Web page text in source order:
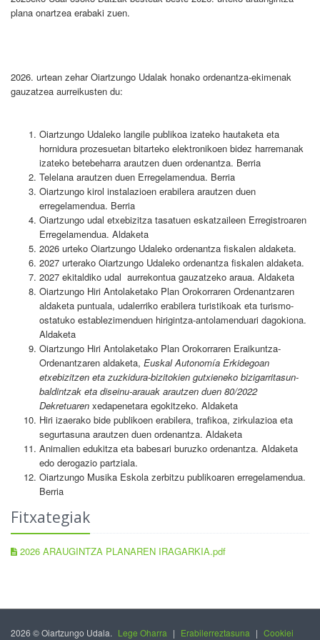
plana onartzea erabaki zuen.
2026. urtean zehar Oiartzungo Udalak honako ordenantza-ekimenak
gauzatzea aurreikusten du:
Oiartzungo Udaleko langile publikoa izateko hautaketa eta
hornidura prozesuetan bitarteko elektronikoen bidez harremanak
izateko betebeharra arautzen duen ordenantza. Berria
Telelana arautzen duen Erregelamendua. Berria
Oiartzungo kirol instalazioen erabilera arautzen duen
erregelamendua. Berria
Oiartzungo udal etxebizitza tasatuen eskatzaileen Erregistroaren
Erregelamendua. Aldaketa
2026 urteko Oiartzungo Udaleko ordenantza fiskalen aldaketa.
2027 urterako Oiartzungo Udaleko ordenantza fiskalen aldaketa.
2027 ekitaldiko udal aurrekontua gauzatzeko araua. Aldaketa
Oiartzungo Hiri Antolaketako Plan Orokorraren Ordenantzaren
aldaketa puntuala, udalerriko erabilera turistikoak eta turismo-
ostatuko establezimenduen hirigintza-antolamenduari dagokiona.
Aldaketa
Oiartzungo Hiri Antolaketako Plan Orokorraren Eraikuntza-
Ordenantzaren aldaketa, Euskal Autonomía Erkidegoan
etxebizitzen eta zuzkidura-bizitokien gutxieneko bizigarritasun-
baldintzak eta diseinu-arauak arautzen duen 80/2022
Dekretuaren xedapenetara egokitzeko. Aldaketa
Hiri izaerako bide publikoen erabilera, trafikoa, zirkulazioa eta
segurtasuna arautzen duen ordenantza. Aldaketa
Animalien edukitza eta babesari buruzko ordenantza. Aldaketa
edo derogazio partziala.
Oiartzungo Musika Eskola zerbitzu publikoaren erregelamendua.
Berria
Fitxategiak
2026 ARAUGINTZA PLANAREN IRAGARKIA.pdf
2026 © Oiartzungo Udala. Lege Oharra | Erabilerreztasuna | Cookiei